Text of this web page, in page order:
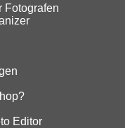
Fotografen
Editor